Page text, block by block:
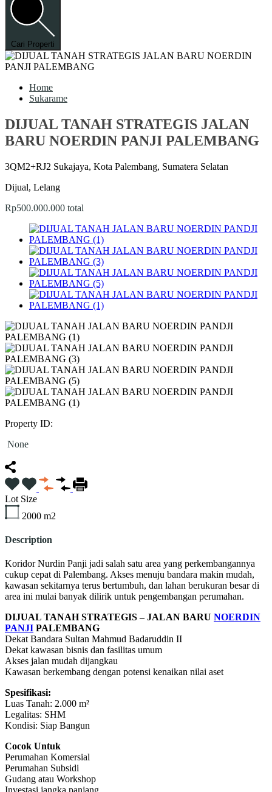
Cari Properti
Home
Sukarame
DIJUAL TANAH STRATEGIS JALAN
BARU NOERDIN PANJI PALEMBANG
3QM2+RJ2 Sukajaya, Kota Palembang, Sumatera Selatan
Dijual, Lelang
Rp500.000.000 total
Property ID:
None
Lot Size
2000 m2
Description
Koridor Nurdin Panji jadi salah satu area yang perkembangannya
cukup cepat di Palembang. Akses menuju bandara makin mudah,
kawasan sekitarnya terus bertumbuh, dan lahan berukuran besar di
area ini mulai banyak dilirik untuk pengembangan perumahan.
DIJUAL TANAH STRATEGIS – JALAN BARU NOERDIN
PANJI PALEMBANG
Dekat Bandara Sultan Mahmud Badaruddin II
Dekat kawasan bisnis dan fasilitas umum
Akses jalan mudah dijangkau
Kawasan berkembang dengan potensi kenaikan nilai aset
Spesifikasi:
Luas Tanah: 2.000 m²
Legalitas: SHM
Kondisi: Siap Bangun
Cocok Untuk
Perumahan Komersial
Perumahan Subsidi
Gudang atau Workshop